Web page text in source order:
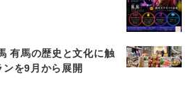
有馬の歴史と文化に触
を9月から展開